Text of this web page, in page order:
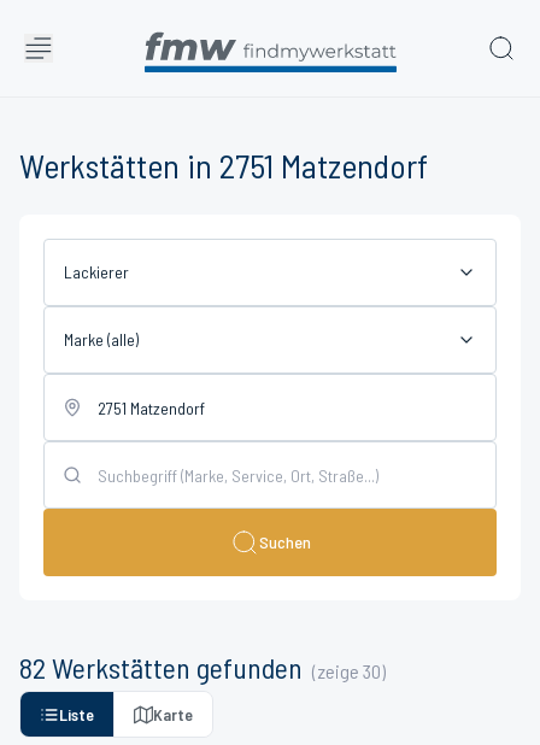
Werkstätten in 2751 Matzendorf
Lackierer
Marke (alle)
Suchen
82 Werkstätten gefunden (zeige 30)
Liste Karte